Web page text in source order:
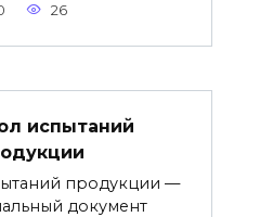
26
испытаний
продукции —
документ